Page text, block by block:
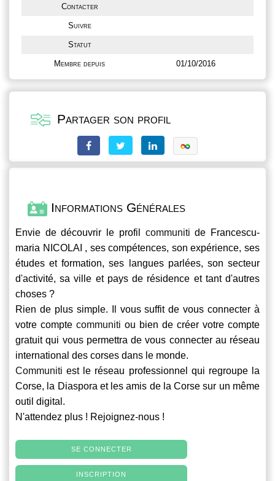
Contacter
Suivre
Statut
Membre depuis 01/10/2016
Partager son profil
Informations Générales
Envie de découvrir le profil communiti de Francescu-
maria NICOLAI , ses compétences, son expérience, ses
études et formation, ses langues parlées, son secteur
d'activité, sa ville et pays de résidence et tant d'autres
choses ?
Rien de plus simple. Il vous suffit de vous connecter à
votre compte communiti ou bien de créer votre compte
gratuit qui vous permettra de vous connecter au réseau
international des corses dans le monde.
Communiti est le réseau professionnel qui regroupe la
Corse, la Diaspora et les amis de la Corse sur un même
outil digital.
N'attendez plus ! Rejoignez-nous !
SE CONNECTER
INSCRIPTION